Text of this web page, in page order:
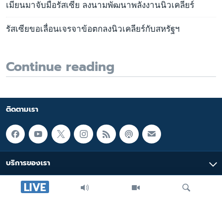
LIVE
เมียนมาจับมือรัสเซีย ลงนามพัฒนาพลังงานนิวเคลียร์
รัสเซียขอเลื่อนเจรจาข้อตกลงนิวเคลียร์กับสหรัฐฯ
Continue reading
ติดตามเรา
บริการของเรา
มัลติมีเดีย